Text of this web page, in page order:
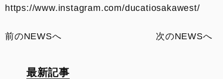
https://www.instagram.com/ducatiosakawest/
前のNEWSへ 次のNEWSへ
最新記事